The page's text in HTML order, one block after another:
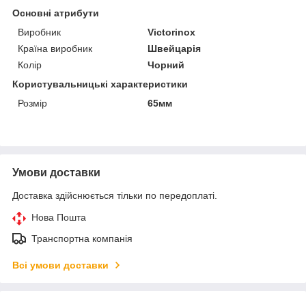
Основні атрибути
Виробник
Victorinox
Країна виробник
Швейцарія
Колір
Чорний
Користувальницькі характеристики
Розмір
65мм
Умови доставки
Доставка здійснюється тільки по передоплаті.
Нова Пошта
Транспортна компанія
Всі умови доставки